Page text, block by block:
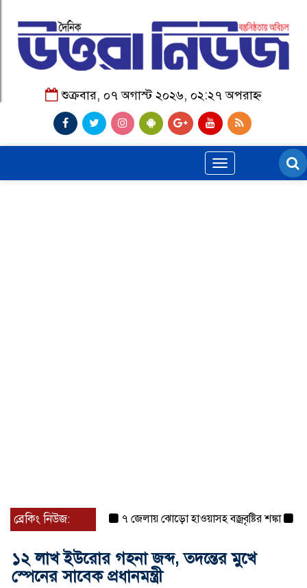
শুক্রবার, ০৭ অগাস্ট ২০২৬, ০২:২৭ অপরাহ্ন
Toggle
navigation
ব্রেকিং নিউজ: ৭ জেলায় ঝোড়ো হাওয়াসহ বজ্রবৃষ্টির শঙ্কা বগুড়া ও
১২ লাখ ইউরোর গহনা জব্দ, তদন্তের মুখে
স্পেনের সাবেক প্রধানমন্ত্রী